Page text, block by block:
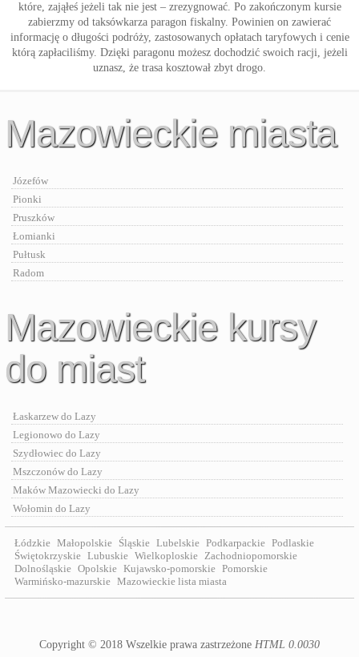
które, zająłeś jeżeli tak nie jest – zrezygnować. Po zakończonym kursie
zabierzmy od taksówkarza paragon fiskalny. Powinien on zawierać
informację o długości podróży, zastosowanych opłatach taryfowych i cenie
którą zapłaciliśmy. Dzięki paragonu możesz dochodzić swoich racji, jeżeli
uznasz, że trasa kosztował zbyt drogo.
Mazowieckie miasta
Józefów
Pionki
Pruszków
Łomianki
Pułtusk
Radom
Mazowieckie kursy
do miast
Łaskarzew do Lazy
Legionowo do Lazy
Szydłowiec do Lazy
Mszczonów do Lazy
Maków Mazowiecki do Lazy
Wołomin do Lazy
Łódzkie Małopolskie Śląskie Lubelskie Podkarpackie Podlaskie
Świętokrzyskie Lubuskie Wielkoploskie Zachodniopomorskie
Dolnośląskie Opolskie Kujawsko-pomorskie Pomorskie
Warmińsko-mazurskie Mazowieckie lista miasta
Copyright © 2018 Wszelkie prawa zastrzeżone HTML 0.0030